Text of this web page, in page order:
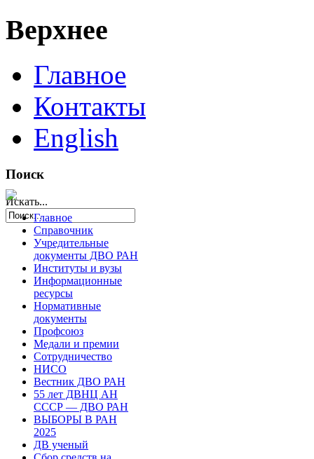
Верхнее
Главное
Контакты
English
Поиск
Искать...
Главное
Справочник
Учредительные
документы ДВО РАН
Институты и вузы
Информационные
ресурсы
Нормативные
документы
Профсоюз
Медали и премии
Сотрудничество
НИСО
Вестник ДВО РАН
55 лет ДВНЦ АН
СССР — ДВО РАН
ВЫБОРЫ В РАН
2025
ДВ ученый